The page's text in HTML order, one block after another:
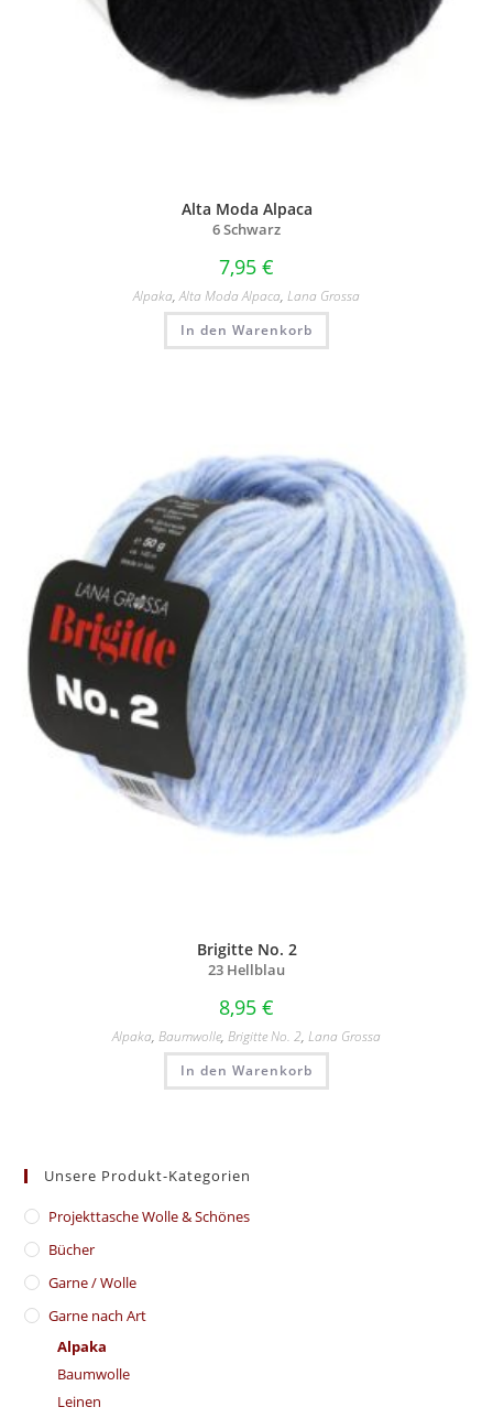
Alta Moda Alpaca
6 Schwarz
7,95 €
Alpaka,Alta Moda Alpaca, Lana Grossa
In den Warenkorb
Brigitte No. 2
23 Hellblau
8,95 €
Alpaka, Baumwolle, Brigitte No. 2, Lana Grossa
In den Warenkorb
Unsere Produkt-Kategorien
​Projekttasche Wolle & Schönes
Bücher
Garne / Wolle
Garne nach Art
Alpaka
Baumwolle
Leinen